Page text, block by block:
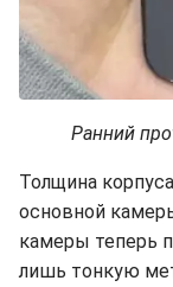
Ранний
Толщина
основной
камеры теперь
лишь тонкую